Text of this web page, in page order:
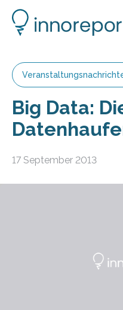
Big Data:
17 September 2013